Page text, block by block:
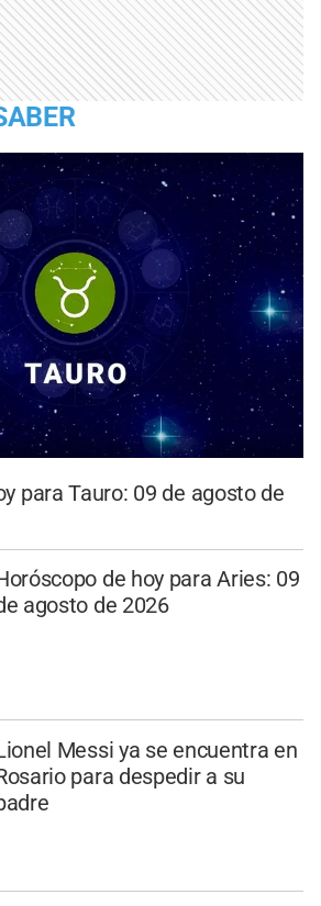
para Tauro: 09 de agosto de
de hoy para Aries: 09
agosto de 2026
Messi ya se encuentra en
para despedir a su